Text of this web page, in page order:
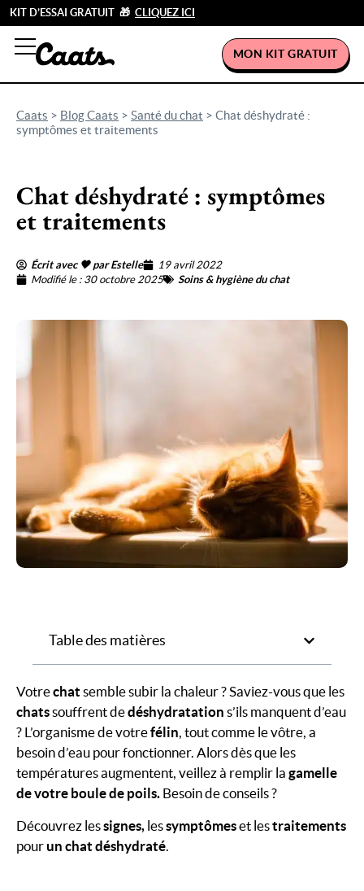
KIT D’ESSAI GRATUIT 🎁 CLIQUEZ ICI
MON KIT GRATUIT
Caats > Blog Caats > Santé du chat > Chat déshydraté :
symptômes et traitements
Chat déshydraté : symptômes
et traitements
Écrit avec 🖤 par Estelle
19 avril 2022
Modifié le : 30 octobre 2025
Soins & hygiène du chat
Table des matières
Votrechat semble subir la chaleur ? Saviez-vous que les
chatssouffrent dedéshydratation s’ils manquent d’eau
? L’organisme de votrefélin, tout comme le vôtre, a
besoin d’eau pour fonctionner. Alors dès que les
températures augmentent, veillez à remplir la gamelle
de votre boule de poils. Besoin de conseils ?
Découvrez lessignes, lessymptômeset lestraitements
pour un chat déshydraté